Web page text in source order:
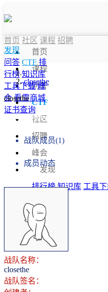
首页
课程
问答
CTF
社区
招聘
峰会
发现
排行榜 知识库 工具
询
注册
首页 社区 课程 招聘
发现
问答 CTF 排
行榜 知识库
工具下载 峰
会 看雪商城
证书查询
closethe
closethe
战队信息
战队成员(1)
成员动态
战队名称：
closethe
战队签名：